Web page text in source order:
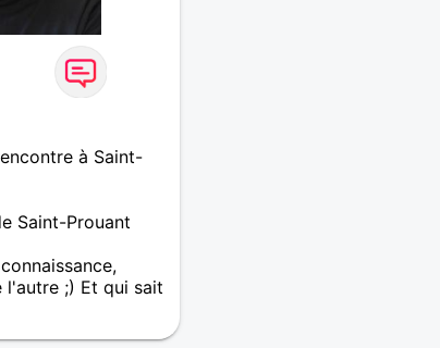
à Saint-
Saint-Prouant
l'autre ;) Et qui sait